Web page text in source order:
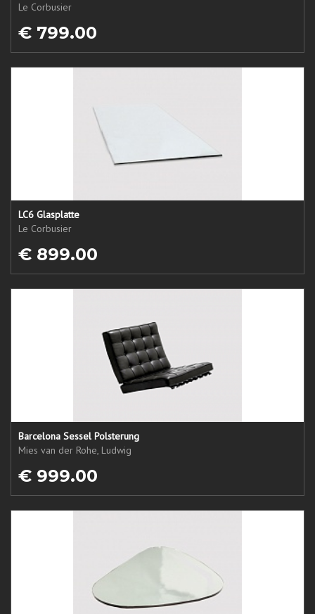
Le Corbusier
€ 799.00
LC6 Glasplatte
Le Corbusier
€ 899.00
Barcelona Sessel Polsterung
Mies van der Rohe, Ludwig
€ 999.00